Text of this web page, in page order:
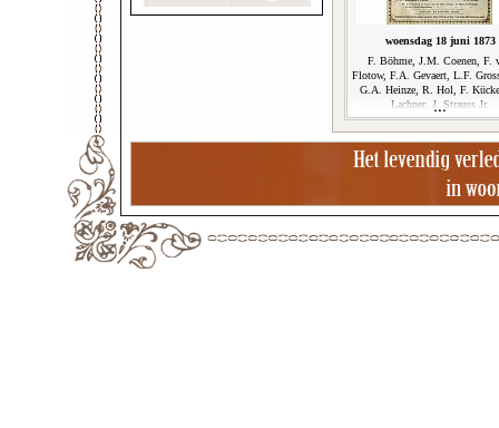
woensdag 18 juni 1873
F. Böhme, J.M. Coenen, F.
Flotow, F.A. Gevaert, L.F.
G.A. Heinze, R. Hol, F.
Lachner, J. Strauss Jr.